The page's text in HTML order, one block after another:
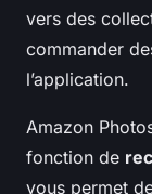
vers des
commander
l’application.
Amazon
fonction de
vous permet